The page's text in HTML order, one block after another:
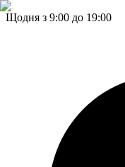
Щодня з 9:00 до 19:00